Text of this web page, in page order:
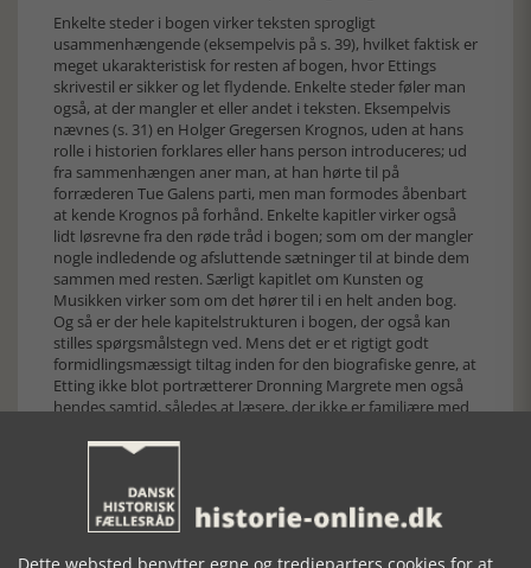
Enkelte steder i bogen virker teksten sprogligt
usammenhængende (eksempelvis på s. 39), hvilket faktisk er
meget ukarakteristisk for resten af bogen, hvor Ettings
skrivestil er sikker og let flydende. Enkelte steder føler man
også, at der mangler et eller andet i teksten. Eksempelvis
nævnes (s. 31) en Holger Gregersen Krognos, uden at hans
rolle i historien forklares eller hans person introduceres; ud
fra sammenhængen aner man, at han hørte til på
forræderen Tue Galens parti, men man formodes åbenbart
at kende Krognos på forhånd. Enkelte kapitler virker også
lidt løsrevne fra den røde tråd i bogen; som om der mangler
nogle indledende og afsluttende sætninger til at binde dem
sammen med resten. Særligt kapitlet om Kunsten og
Musikken virker som om det hører til i en helt anden bog.
Og så er der hele kapitelstrukturen i bogen, der også kan
stilles spørgsmålstegn ved. Mens det er et rigtigt godt
formidlingsmæssigt tiltag inden for den biografiske genre, at
Etting ikke blot portrætterer Dronning Margrete men også
hendes samtid, således at læsere, der ikke er familiære med
så kan rækkefølgen på de kapitler der beskriver samfundet
smule. Mens der helt naturligt efter en kort indledning
findes et kapitel, der beskriver samfundsordenen i generelle
træk, så synes de tre mere specifikke kapitler om ’Det
middelalderlige verdensbillede’, ’Kunsten og musikken’ og
Dette websted benytter egne og tredjeparters cookies for at